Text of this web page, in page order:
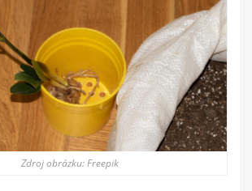
Zdroj obrázku: Freepik